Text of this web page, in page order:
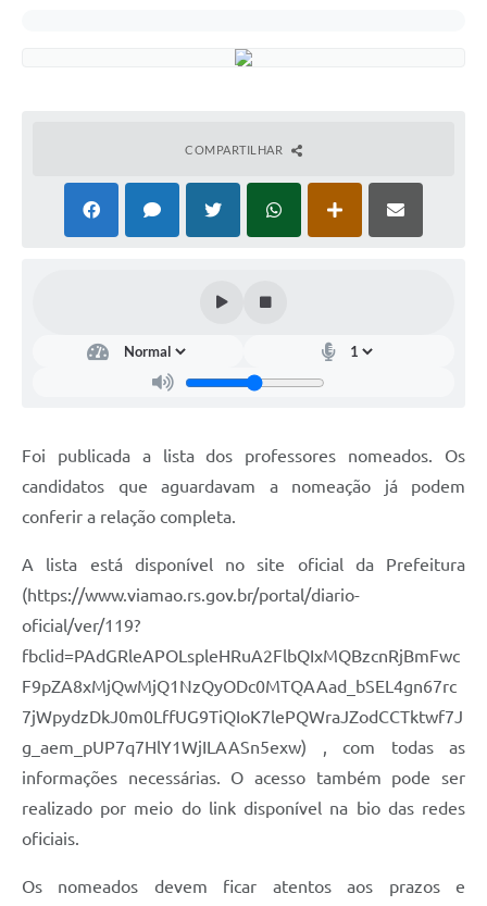
COMPARTILHAR
Foi publicada a lista dos professores nomeados. Os
candidatos que aguardavam a nomeação já podem
conferir a relação completa.
A lista está disponível no site oficial da Prefeitura
(https://www.viamao.rs.gov.br/portal/diario-
oficial/ver/119?
fbclid=PAdGRleAPOLspleHRuA2FlbQIxMQBzcnRjBmFwc
F9pZA8xMjQwMjQ1NzQyODc0MTQAAad_bSEL4gn67rc
7jWpydzDkJ0m0LffUG9TiQIoK7lePQWraJZodCCTktwf7J
g_aem_pUP7q7HlY1WjILAASn5exw) , com todas as
informações necessárias. O acesso também pode ser
realizado por meio do link disponível na bio das redes
oficiais.
Os nomeados devem ficar atentos aos prazos e